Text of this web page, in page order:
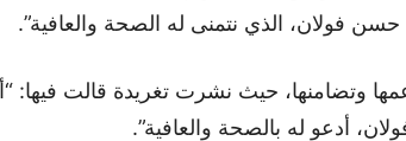
حسن فولان، الذي نتمنى له الصحة والعافية”.
وتضامنها، حيث نشرت تغريدة قالت فيها:
أدعو له بالصحة والعافية”.